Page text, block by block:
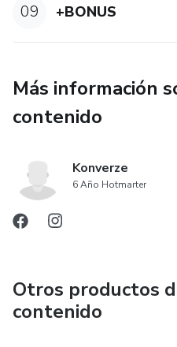
09 +BONUS
Más información
contenido
Konverze
6 Año Hotmarter
Otros productos
contenido